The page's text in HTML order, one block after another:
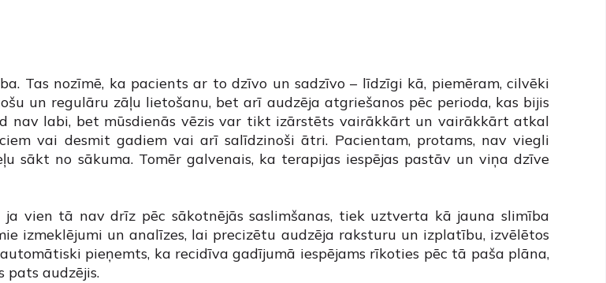
Tas nozīmē, ka pacients ar to dzīvo un sadzīvo – līdzīgi kā, piemēram, cilvēki
un regulāru zāļu lietošanu, bet arī audzēja atgriešanos pēc perioda, kas bijis
nav labi, bet mūsdienās vēzis var tikt izārstēts vairākkārt un vairākkārt atkal
vai desmit gadiem vai arī salīdzinoši ātri. Pacientam, protams, nav viegli
sākt no sākuma. Tomēr galvenais, ka terapijas iespējas pastāv un viņa dzīve
ja vien tā nav drīz pēc sākotnējās saslimšanas, tiek uztverta kā jauna slimība
izmeklējumi un analīzes, lai precizētu audzēja raksturu un izplatību, izvēlētos
pieņemts, ka recidīva gadījumā iespējams rīkoties pēc tā paša plāna,
pats audzējis.